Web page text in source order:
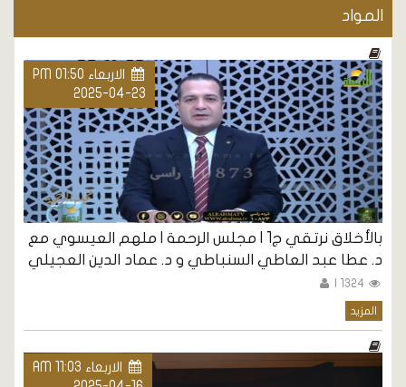
المواد
الاربعاء PM 01:50
2025-04-23
بالأخلاق نرتقي ج1 | مجلس الرحمة | ملهم العيسوي مع
د. عطا عبد العاطي السنباطي و د. عماد الدين العجيلي
المزيد
الاربعاء AM 11:03